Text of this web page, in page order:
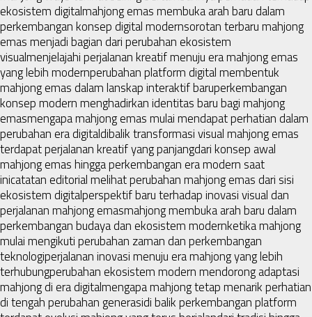
ekosistem digitalmahjong emas membuka arah baru dalam
perkembangan konsep digital modernsorotan terbaru mahjong
emas menjadi bagian dari perubahan ekosistem
visualmenjelajahi perjalanan kreatif menuju era mahjong emas
yang lebih modernperubahan platform digital membentuk
mahjong emas dalam lanskap interaktif baruperkembangan
konsep modern menghadirkan identitas baru bagi mahjong
emasmengapa mahjong emas mulai mendapat perhatian dalam
perubahan era digitaldibalik transformasi visual mahjong emas
terdapat perjalanan kreatif yang panjangdari konsep awal
mahjong emas hingga perkembangan era modern saat
inicatatan editorial melihat perubahan mahjong emas dari sisi
ekosistem digitalperspektif baru terhadap inovasi visual dan
perjalanan mahjong emasmahjong membuka arah baru dalam
perkembangan budaya dan ekosistem modernketika mahjong
mulai mengikuti perubahan zaman dan perkembangan
teknologiperjalanan inovasi menuju era mahjong yang lebih
terhubungperubahan ekosistem modern mendorong adaptasi
mahjong di era digitalmengapa mahjong tetap menarik perhatian
di tengah perubahan generasidi balik perkembangan platform